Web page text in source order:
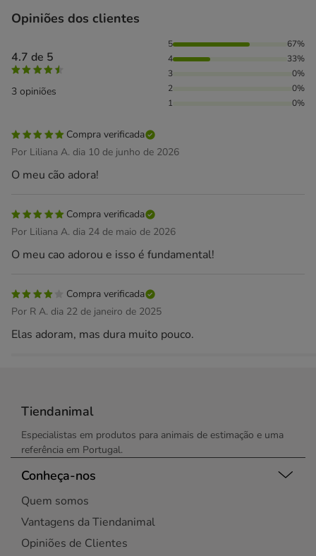
Opiniões dos clientes
4.7 de 5
3 opiniões
67% das pessoas avaliaram com 5 estrelas, 33% das
5
67%
4
33%
3
0%
2
0%
1
0%
Compra verificada
Por Liliana A. dia 10 de junho de 2026
O meu cão adora!
Compra verificada
Por Liliana A. dia 24 de maio de 2026
O meu cao adorou e isso é fundamental!
Compra verificada
Por R A. dia 22 de janeiro de 2025
Elas adoram, mas dura muito pouco.
Tiendanimal
Especialistas em produtos para animais de estimação e uma
referência em Portugal.
Conheça-nos
Quem somos
Vantagens da Tiendanimal
Opiniões de Clientes